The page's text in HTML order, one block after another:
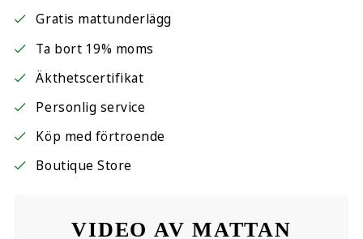
Gratis mattunderlägg
Ta bort 19% moms
Äkthetscertifikat
Personlig service
Köp med förtroende
Boutique Store
VIDEO AV MATTAN